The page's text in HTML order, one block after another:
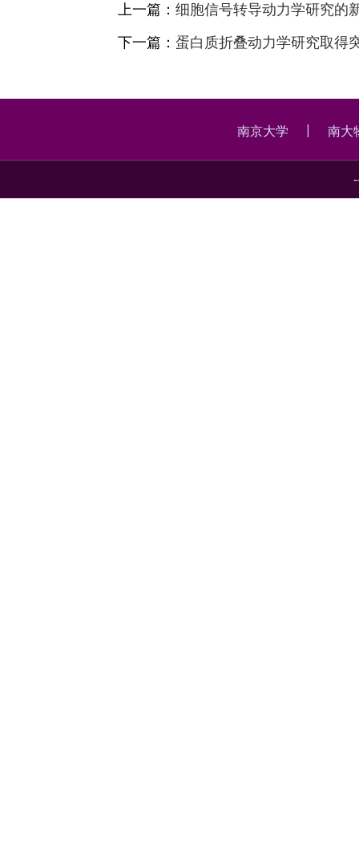
上一篇： 细胞信号转导动力学研究的
下一篇： 蛋白质折叠动力学研究取得
南京大学 | 南大